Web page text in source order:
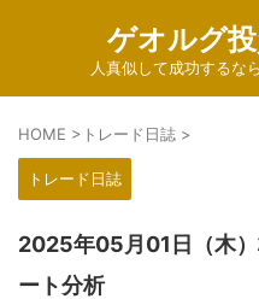
ゲオルグ
人真似して成功するな
HOME > トレード日誌 >
トレード日誌
2025年05月01日（木
ート分析